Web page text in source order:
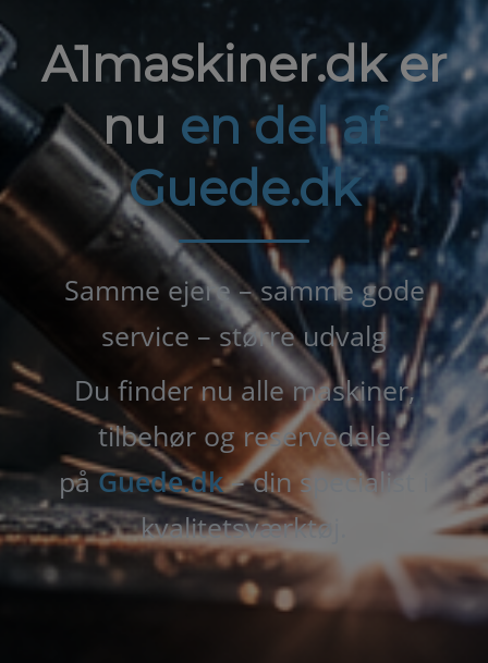
A1maskiner.dk er
nu en del af
Guede.dk
Samme ejere – samme gode
service – større udvalg
Du finder nu alle maskiner,
tilbehør og reservedele
påGuede.dk– din specialist i
kvalitetsværktøj.